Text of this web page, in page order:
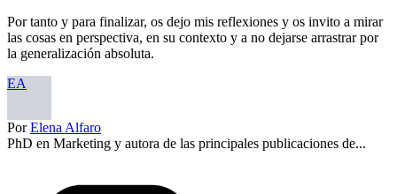
Por tanto y para finalizar, os dejo mis reflexiones y os invito a mirar
las cosas en perspectiva, en su contexto y a no dejarse arrastrar por
la generalización absoluta.
EA
PorElena Alfaro
PhD en Marketing y autora de las principales publicaciones de...